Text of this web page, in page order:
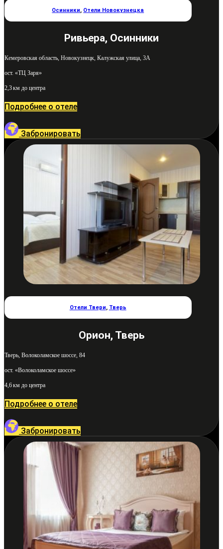
Осинники, Отели Новокузнецка
Ривьера, Осинники
Кемеровская область, Новокузнецк, Калужская улица, 3А
ост. «ТЦ Заря»
2,3 км до центра
Подробнее о отеле
Забронировать
Отели Твери, Тверь
Орион, Тверь
Тверь, Волоколамское шоссе, 84
ост. «Волоколамское шоссе»
4,6 км до центра
Подробнее о отеле
Забронировать